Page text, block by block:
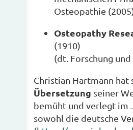
Osteopathie
Osteopathy
(1910)
(dt. Forschung
Christian Hartmann hat
Übersetzung seiner
bemüht und verlegt im
sowohl die deutsche